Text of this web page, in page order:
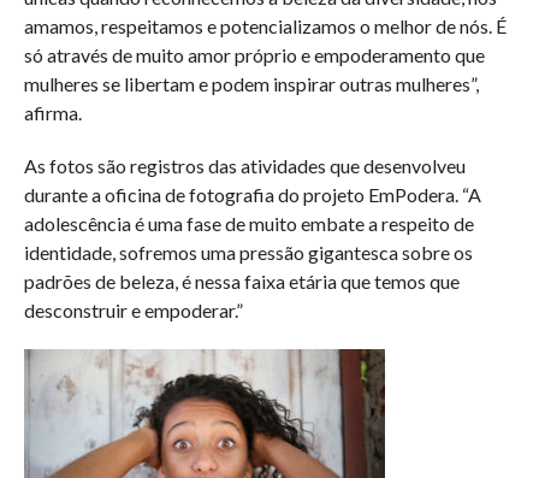
amamos, respeitamos e potencializamos o melhor de nós. É
só através de muito amor próprio e empoderamento que
mulheres se libertam e podem inspirar outras mulheres”,
afirma.
As fotos são registros das atividades que desenvolveu
durante a oficina de fotografia do projeto EmPodera. “A
adolescência é uma fase de muito embate a respeito de
identidade, sofremos uma pressão gigantesca sobre os
padrões de beleza, é nessa faixa etária que temos que
desconstruir e empoderar.”